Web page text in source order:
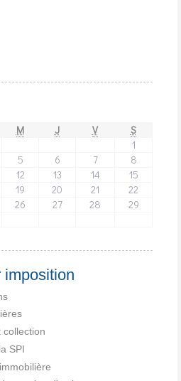
M J V
S
1
5 6 7
8
12 13 14
15
19 20 21
22
26 27 28
29
imposition
collection
SPI